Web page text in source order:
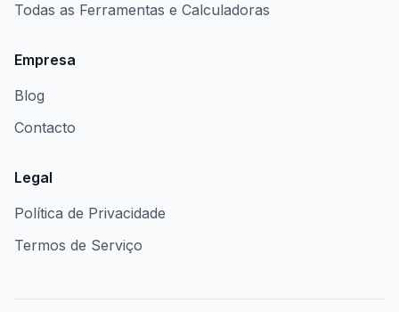
Todas as Ferramentas e Calculadoras
Empresa
Blog
Contacto
Legal
Política de Privacidade
Termos de Serviço